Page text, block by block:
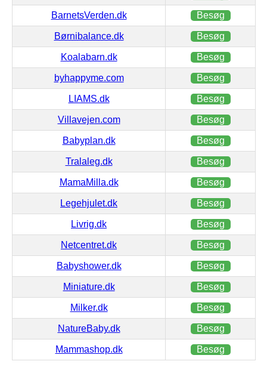
BarnetsVerden.dk Besøg
Børnibalance.dk Besøg
Koalabarn.dk Besøg
byhappyme.com Besøg
LIAMS.dk Besøg
Villavejen.com Besøg
Babyplan.dk Besøg
Tralaleg.dk Besøg
MamaMilla.dk Besøg
Legehjulet.dk Besøg
Livrig.dk Besøg
Netcentret.dk Besøg
Babyshower.dk Besøg
Miniature.dk Besøg
Milker.dk Besøg
NatureBaby.dk Besøg
Mammashop.dk Besøg